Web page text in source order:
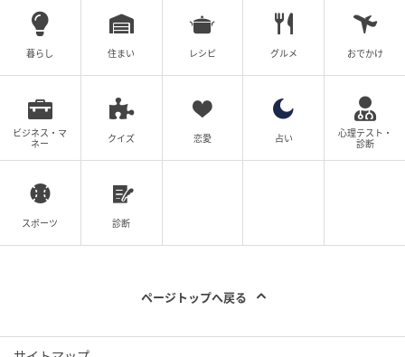
暮らし 住まい レシピ グルメ おでかけ
ビジネス・マ
ネー
クイズ 恋愛 占い
心理テスト・
診断
スポーツ 診断
ページトップへ戻る